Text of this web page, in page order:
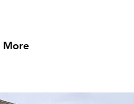
More